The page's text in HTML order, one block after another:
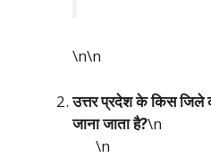
\n\n
उत्तर प्रदेश के किस जिले
जाना जाता है?\n
\n